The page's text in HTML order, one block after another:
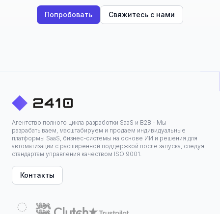
Попробовать Свяжитесь с нами
Агентство полного цикла разработки SaaS и B2B - Мы
разрабатываем, масштабируем и продаем индивидуальные
платформы SaaS, бизнес-системы на основе ИИ и решения для
автоматизации с расширенной поддержкой после запуска, следуя
стандартам управления качеством ISO 9001.
Контакты